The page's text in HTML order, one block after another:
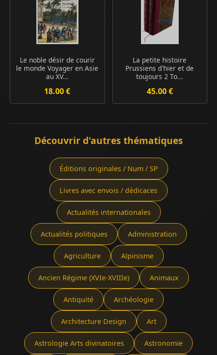
Le noble désir de courir
le monde Voyager en Asie
au XV...
18.00 €
La petite histoire
Prussiens d'hier et de
toujours 2 To...
45.00 €
Découvrir d'autres thématiques
Éditions originales / Num / SP
Livres avec envois / dédicaces
Actualités internationales
Actualités politiques Administration
Agriculture Alpinisme
Ancien Régime (XVIe-XVIIIe) Animaux
Antiquité Archéologie
Architecture Design Art
Astrologie Arts divinatoires Astronomie